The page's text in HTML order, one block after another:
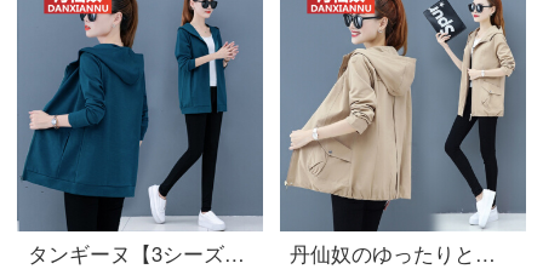
タンギーヌ【3シーズンは着られます】流行の短い上着の女性2020年春の女装の新型のカジュアル薄手のカーディガンの百着の女性のスポーツの外で上着の青い2 XLを掛けます。
丹仙奴のゆったりとした春秋の新型のお母さんは韓国版の短いタイプの小さいオーバーの女性の中年の大きいサイズの婦人服のジャケットの風の服を詰めてその色のXLを押さえます